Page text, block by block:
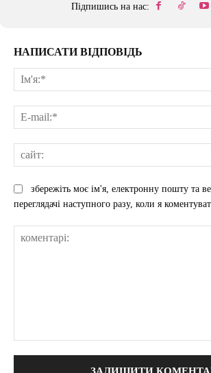
Підпишись на нас:
НАПИСАТИ ВІДПОВІДЬ
збережіть моє ім'я, електронну пошту та
переглядачі наступного разу, коли я